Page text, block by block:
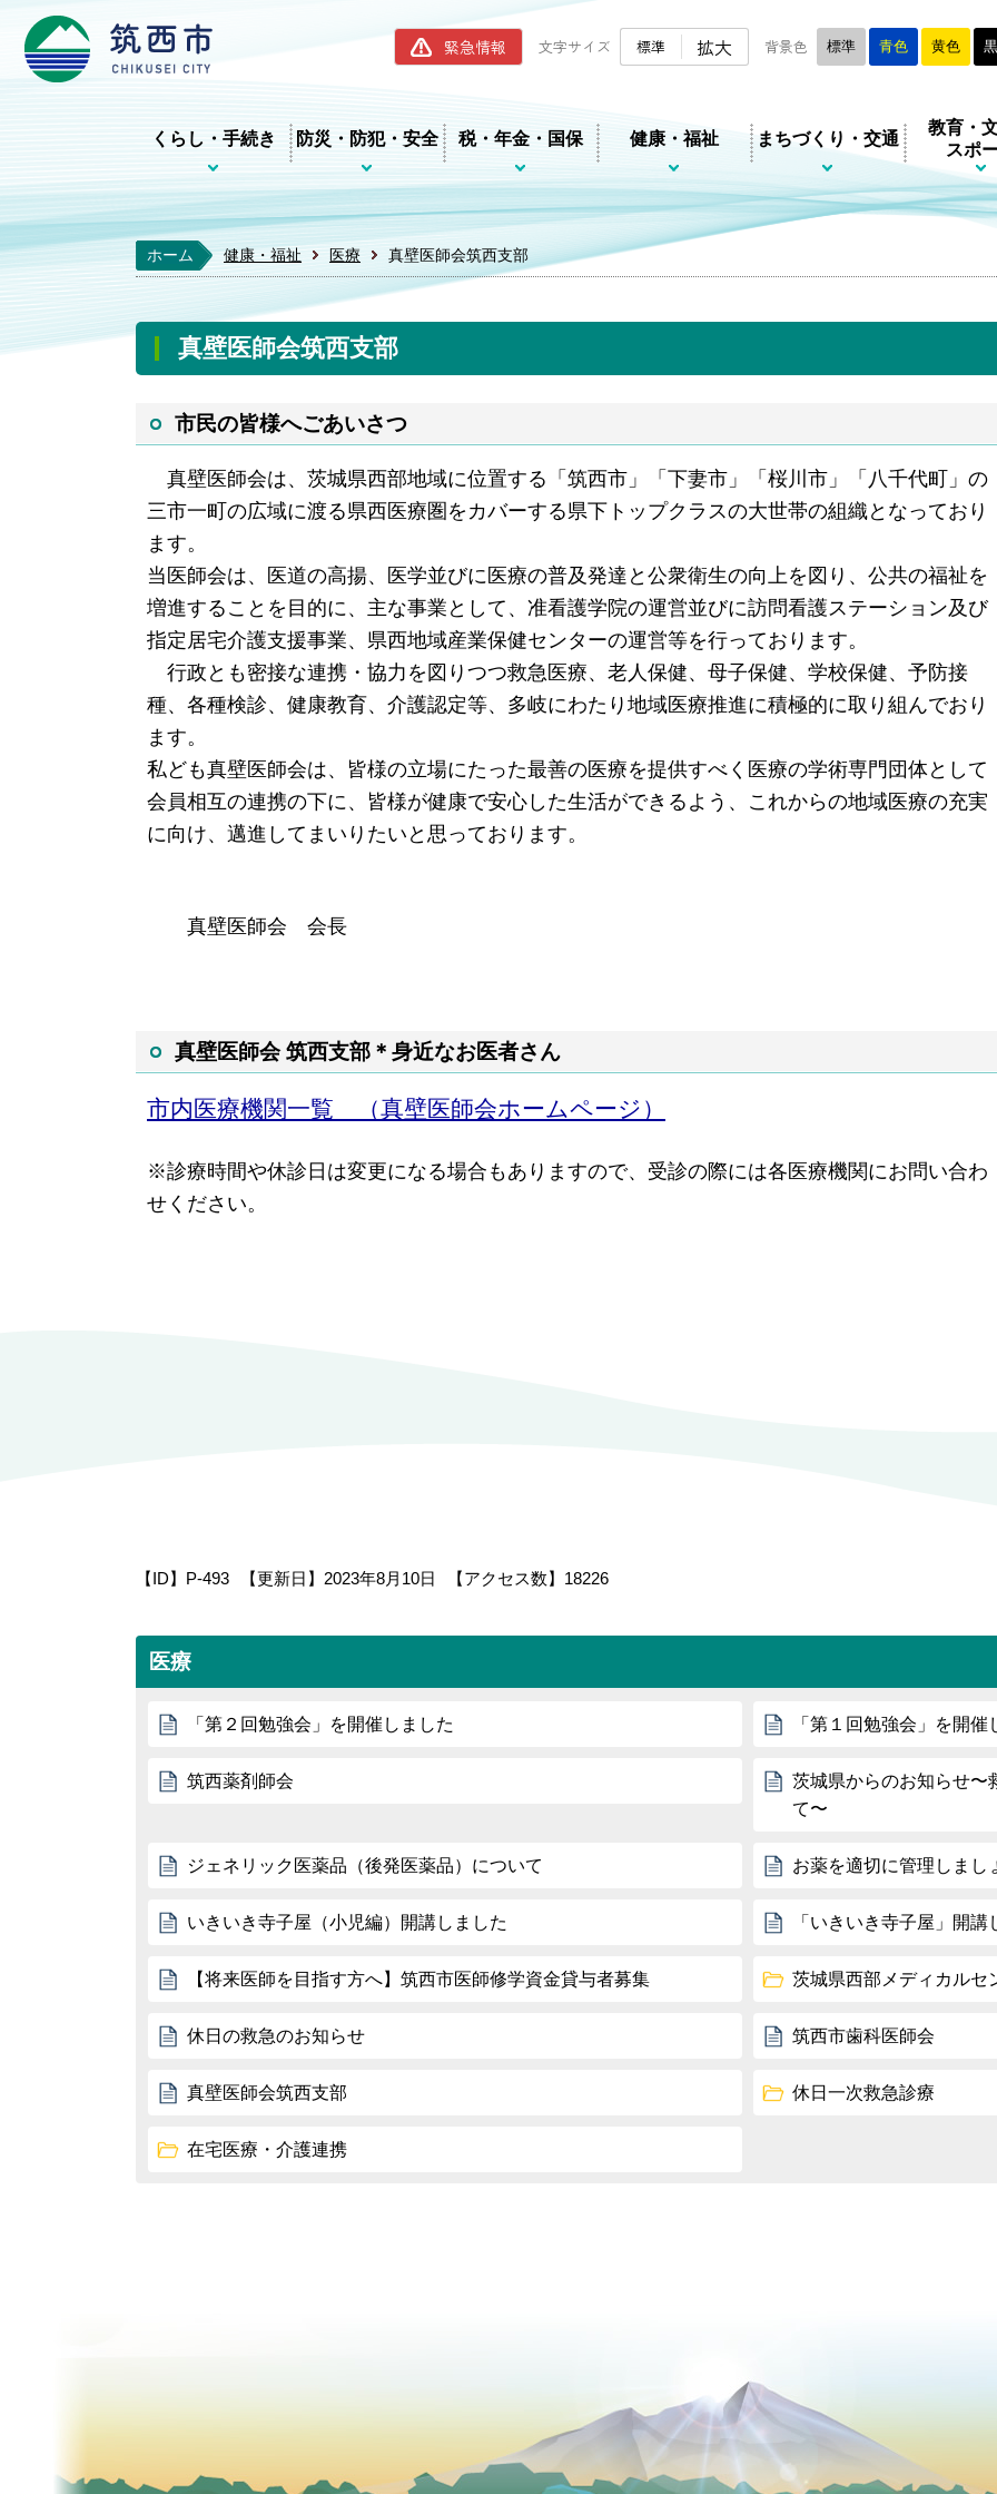
筑西市ホームページ
緊急情報 文字サイズ 標準 拡大 背景色 標準 青色 黄色
くらし・手続き 防災・防犯・安全 税・年金・国保 健康・福祉 まちづくり・交通
教育・
スポ
ホーム 健康・福祉 医療 真壁医師会筑西支部
真壁医師会筑西支部
市民の皆様へごあいさつ
真壁医師会は、茨城県西部地域に位置する「筑西市」「下妻市」「桜川市」「八千代町」の
三市一町の広域に渡る県西医療圏をカバーする県下トップクラスの大世帯の組織となっており
ます。
当医師会は、医道の高揚、医学並びに医療の普及発達と公衆衛生の向上を図り、公共の福祉を
増進することを目的に、主な事業として、准看護学院の運営並びに訪問看護ステーション及び
指定居宅介護支援事業、県西地域産業保健センターの運営等を行っております。
行政とも密接な連携・協力を図りつつ救急医療、老人保健、母子保健、学校保健、予防接
種、各種検診、健康教育、介護認定等、多岐にわたり地域医療推進に積極的に取り組んでおり
ます。
私ども真壁医師会は、皆様の立場にたった最善の医療を提供すべく医療の学術専門団体として
会員相互の連携の下に、皆様が健康で安心した生活ができるよう、これからの地域医療の充実
に向け、邁進してまいりたいと思っております。
真壁医師会 会長
真壁医師会 筑西支部＊身近なお医者さん
市内医療機関一覧 （真壁医師会ホームページ）
※診療時間や休診日は変更になる場合もありますので、受診の際には各医療機関にお問い合わ
せください。
【ID】 P-493 【更新日】 2023年8月10日 【アクセス数】 18226
医療
「第２回勉強会」を開催しました 「第１回勉強会」を開催
筑西薬剤師会
茨城県からのお知らせ〜
て〜
ジェネリック医薬品（後発医薬品）について お薬を適切に管理しまし
いきいき寺子屋（小児編）開講しました 「いきいき寺子屋」開講
【将来医師を目指す方へ】筑西市医師修学資金貸与者募集 茨城県西部メディカルセ
休日の救急のお知らせ 筑西市歯科医師会
真壁医師会筑西支部 休日一次救急診療
在宅医療・介護連携